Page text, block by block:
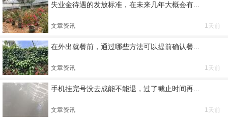
失业金待遇的发放标准，在未来几年大概会有...
文章资讯 1天前
在外出就餐前，通过哪些方法可以提前确认餐...
文章资讯 1天前
手机挂完号没去成能不能退，过了截止时间再...
文章资讯 1天前